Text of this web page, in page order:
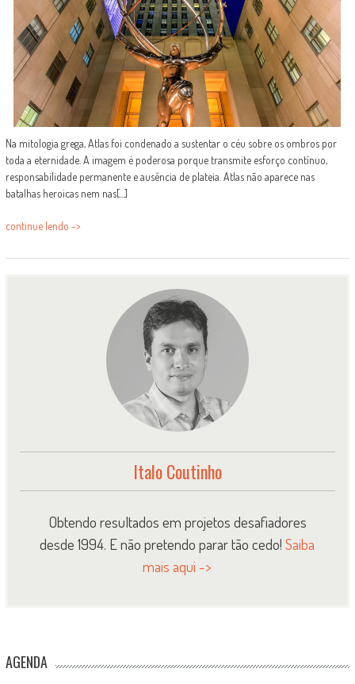
Na mitologia grega, Atlas foi condenado a sustentar o céu sobre os ombros por
toda a eternidade. A imagem é poderosa porque transmite esforço contínuo,
responsabilidade permanente e ausência de plateia. Atlas não aparece nas
batalhas heroicas nem nas[...]
continue lendo ->
Italo Coutinho
Obtendo resultados em projetos desafiadores
desde 1994. E não pretendo parar tão cedo!Saiba
mais aqui ->
AGENDA